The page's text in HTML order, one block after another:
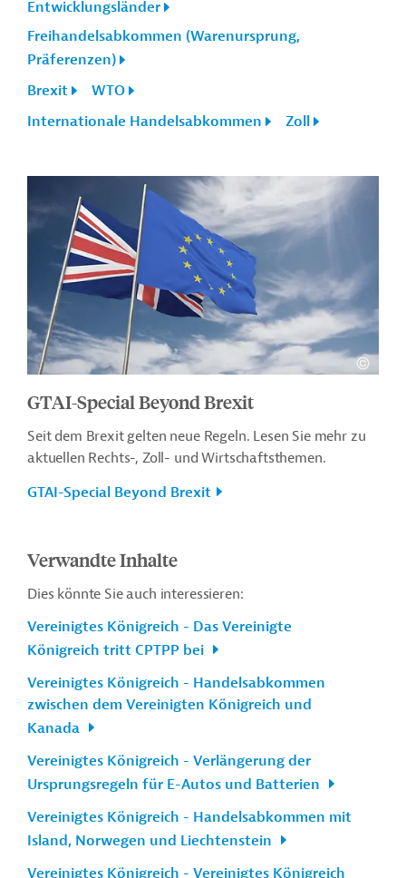
Entwicklungsländer
Freihandelsabkommen (Warenursprung,
Präferenzen)
Brexit
WTO
Internationale Handelsabkommen
Zoll
GTAI-Special Beyond Brexit
Seit dem Brexit gelten neue Regeln. Lesen Sie mehr zu
aktuellen Rechts-, Zoll- und Wirtschaftsthemen.
GTAI-Special Beyond Brexit
Verwandte Inhalte
Dies könnte Sie auch interessieren:
Vereinigtes Königreich - Das Vereinigte
Königreich tritt CPTPP bei
Vereinigtes Königreich - Handelsabkommen
zwischen dem Vereinigten Königreich und
Kanada
Vereinigtes Königreich - Verlängerung der
Ursprungsregeln für E-Autos und Batterien
Vereinigtes Königreich - Handelsabkommen mit
Island, Norwegen und Liechtenstein
Vereinigtes Königreich - Vereinigtes Königreich